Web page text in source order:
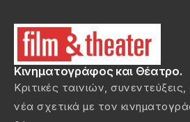
Κινηματογράφος και Θέατρο.
Κριτικές ταινιών,
νέα σχετικά με τον